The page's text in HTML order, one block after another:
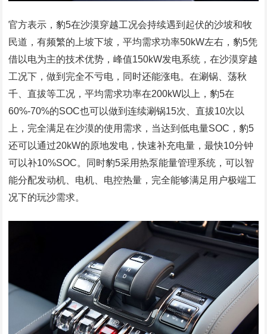
官方表示，豹5在沙漠穿越工况会持续遇到起伏的沙坡和牧
民道，有频繁的上坡下坡，平均需求功率50kW左右，豹5凭
借以电为主的技术优势，峰值150kW发电系统，在沙漠穿越
工况下，做到完全不亏电，同时还能涨电。在涮锅、荡秋
千、直拔等工况，平均需求功率在200kW以上，豹5在
60%-70%的SOC也可以做到连续涮锅15次、直拔10次以
上，完全满足在沙漠的使用需求，当达到低电量SOC，豹5
还可以通过20kW的原地发电，快速补充电量，最快10分钟
可以补10%SOC。同时豹5采用热泵能量管理系统，可以智
能分配发动机、电机、电控热量，完全能够满足用户极端工
况下的玩沙需求。